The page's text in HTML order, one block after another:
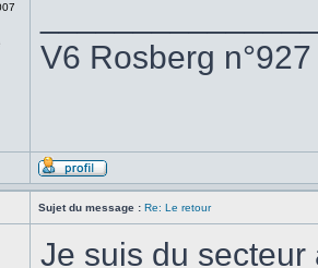
V6 Rosberg n°927
Sujet du message : Re: Le retour
Je suis du secteur